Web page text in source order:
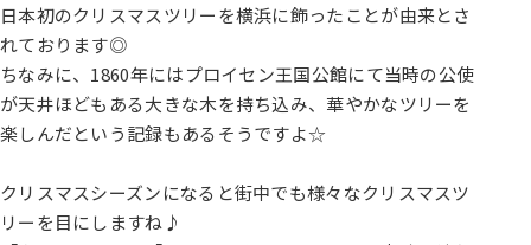
日本初のクリスマスツリーを横浜に飾ったことが由来とさ
れております◎
ちなみに、1860年にはプロイセン王国公館にて当時の公使
が天井ほどもある大きな木を持ち込み、華やかなツリーを
楽しんだという記録もあるそうですよ☆
クリスマスシーズンになると街中でも様々なクリスマスツ
リーを目にしますね♪